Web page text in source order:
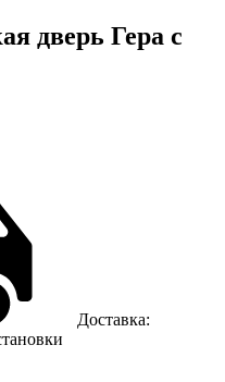
дверь Гера с
Доставка: